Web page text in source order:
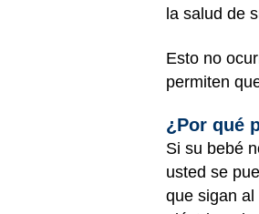
la salud de
Esto no
permiten
¿Por qué
Si su bebé
usted se
que sigan